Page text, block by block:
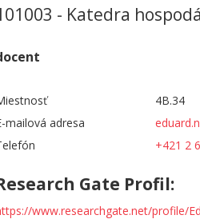
- Katedra
4B.34
mailová adresa
+421 2
Gate Profil:
www.researchgate.net/profile/